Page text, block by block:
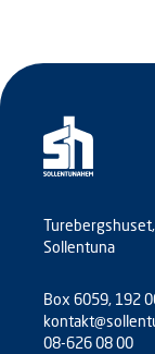
Sollentuna
Box 6059, 192
08-626 08 00